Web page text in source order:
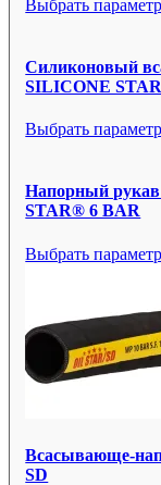
Выбрать
Силиконовый
SILICONE
Выбрать
Напорный
STAR® 6 BAR
Выбрать
Всасывающе-
SD